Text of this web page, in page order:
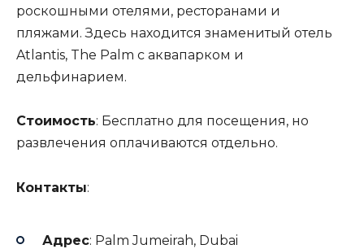
роскошными отелями, ресторанами и
пляжами. Здесь находится знаменитый отель
Atlantis, The Palm с аквапарком и
дельфинарием.
Стоимость: Бесплатно для посещения, но
развлечения оплачиваются отдельно.
Контакты:
Адрес: Palm Jumeirah, Dubai